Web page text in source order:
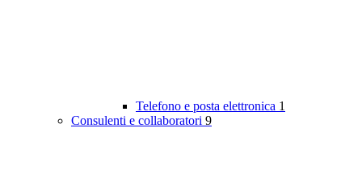
Telefono e posta elettronica 1
Consulenti e collaboratori 9